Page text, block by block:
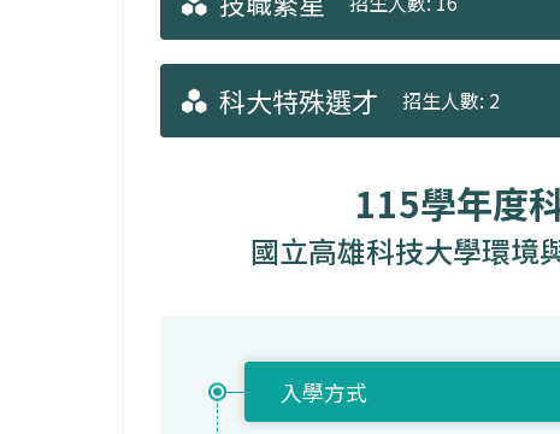
科大特殊選才 招生人數: 2
115學年度
國立高雄科技大學環境
入學方式